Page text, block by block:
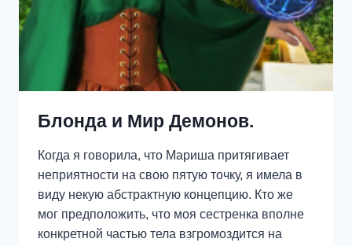
Блонда и Мир Демонов.
Когда я говорила, что Мариша притягивает
неприятности на свою пятую точку, я имела в
виду некую абстрактную концепцию. Кто же
мог предположить, что моя сестренка вполне
конкретной частью тела взгромоздится на